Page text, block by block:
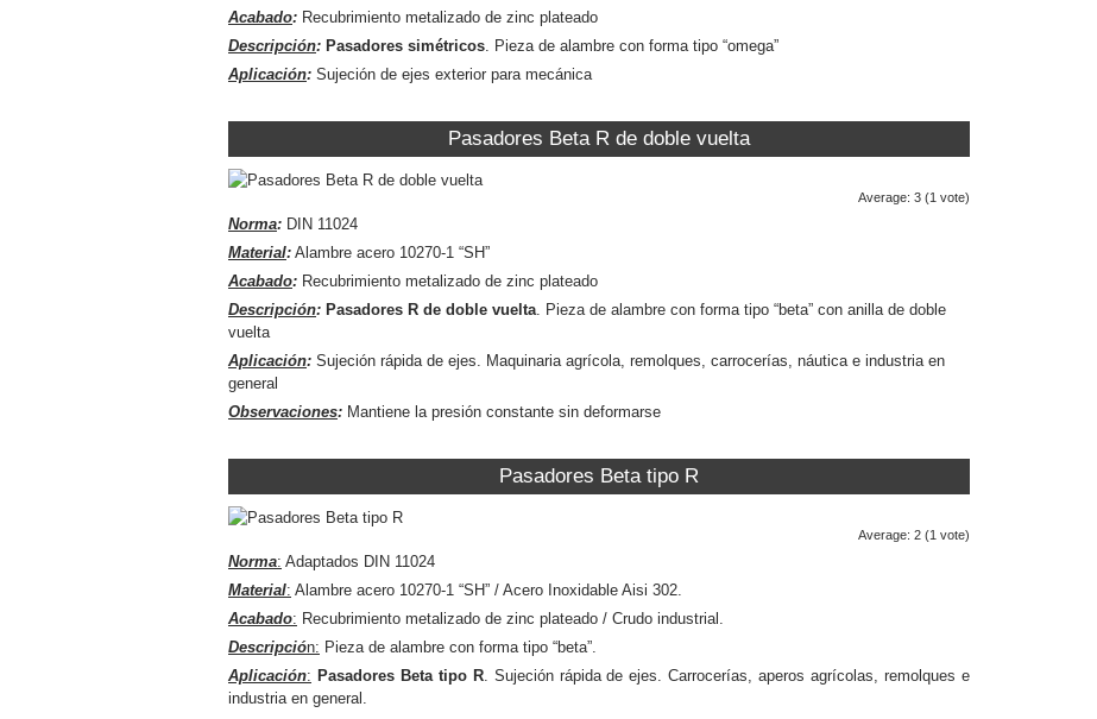
Acabado: Recubrimiento metalizado de zinc plateado
Descripción: Pasadores simétricos . Pieza de alambre con forma tipo “omega”
Aplicación: Sujeción de ejes exterior para mecánica
Pasadores Beta R de doble vuelta
Average: 3 (1 vote)
Norma: DIN 11024
Material: Alambre acero 10270-1 “SH”
Acabado: Recubrimiento metalizado de zinc plateado
Descripción: Pasadores R de doble vuelta . Pieza de alambre con forma tipo “beta” con anilla de doble
vuelta
Aplicación: Sujeción rápida de ejes. Maquinaria agrícola, remolques, carrocerías, náutica e industria en
general
Observaciones: Mantiene la presión constante sin deformarse
Pasadores Beta tipo R
Average: 2 (1 vote)
Norma: Adaptados DIN 11024
Material: Alambre acero 10270-1 “SH” / Acero Inoxidable Aisi 302.
Acabado: Recubrimiento metalizado de zinc plateado / Crudo industrial.
Descripción: Pieza de alambre con forma tipo “beta”.
Aplicación: Pasadores Beta tipo R. Sujeción rápida de ejes. Carrocerías, aperos agrícolas, remolques e
industria en general.